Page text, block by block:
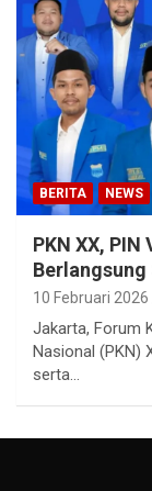
BERITA NEWS
PKN XX,
Berlangsung
10 Februari 2026
Jakarta, Forum
Nasional (PKN)
serta…